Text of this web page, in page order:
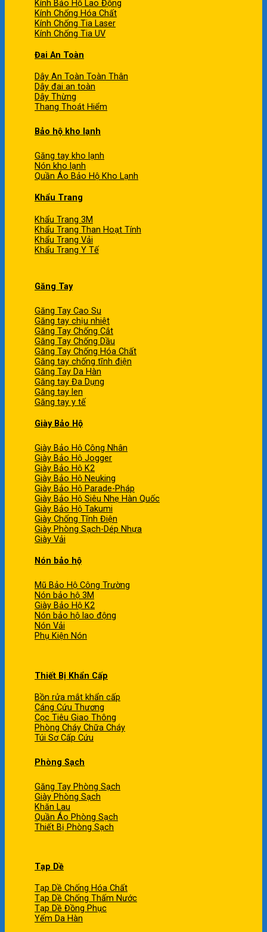
Kính Bảo Hộ Lao Động
Kính Chống Hóa Chất
Kính Chống Tia Laser
Kính Chống Tia UV
Đai An Toàn
Dây An Toàn Toàn Thân
Dây đai an toàn
Dây Thừng
Thang Thoát Hiểm
Bảo hộ kho lạnh
Găng tay kho lạnh
Nón kho lạnh
Quần Áo Bảo Hộ Kho Lạnh
Khẩu Trang
Khẩu Trang 3M
Khẩu Trang Than Hoạt Tính
Khẩu Trang Vải
Khẩu Trang Y Tế
Găng Tay
Găng Tay Cao Su
Găng tay chịu nhiệt
Găng Tay Chống Cắt
Găng Tay Chống Dầu
Găng Tay Chống Hóa Chất
Găng tay chống tĩnh điện
Găng Tay Da Hàn
Găng tay Đa Dụng
Găng tay len
Găng tay y tế
Giày Bảo Hộ
Giày Bảo Hộ Công Nhân
Giày Bảo Hộ Jogger
Giày Bảo Hộ K2
Giày Bảo Hộ Neuking
Giày Bảo Hộ Parade-Pháp
Giày Bảo Hộ Siêu Nhẹ Hàn Quốc
Giày Bảo Hộ Takumi
Giày Chống Tĩnh Điện
Giày Phòng Sạch-Dép Nhựa
Giày Vải
Nón bảo hộ
Mũ Bảo Hộ Công Trường
Nón bảo hộ 3M
Giày Bảo Hộ K2
Nón bảo hộ lao động
Nón Vải
Phụ Kiện Nón
Thiết Bị Khẩn Cấp
Bồn rửa mắt khẩn cấp
Cáng Cứu Thương
Cọc Tiêu Giao Thông
Phòng Cháy Chữa Cháy
Túi Sơ Cấp Cứu
Phòng Sạch
Găng Tay Phòng Sạch
Giày Phòng Sạch
Khăn Lau
Quần Áo Phòng Sạch
Thiết Bị Phòng Sạch
Tạp Dề
Tạp Dề Chống Hóa Chất
Tạp Dề Chống Thấm Nước
Tạp Dề Đồng Phục
Yếm Da Hàn